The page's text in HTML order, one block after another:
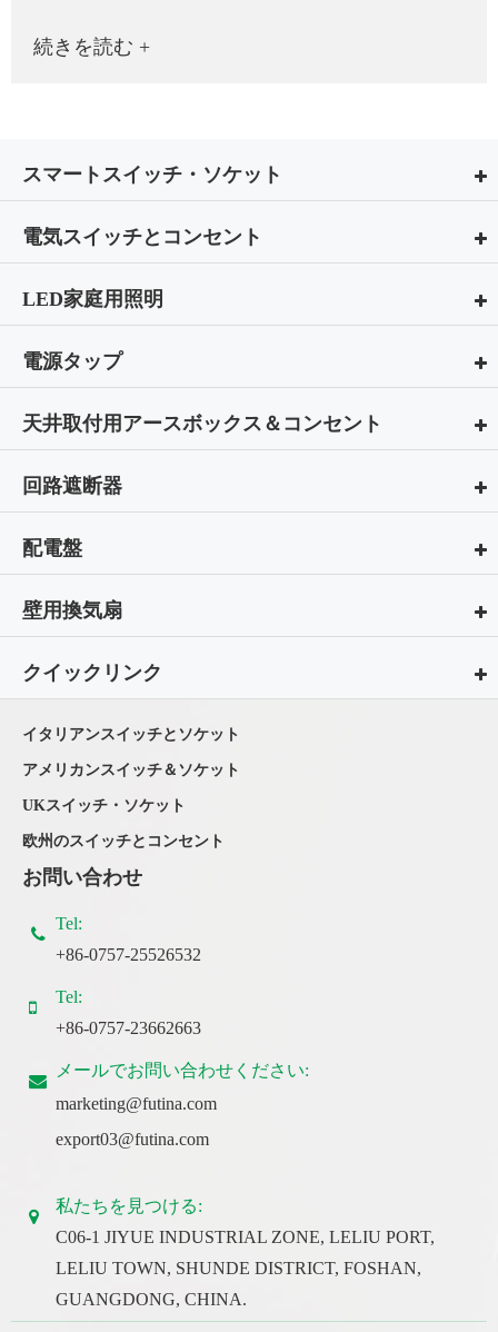
続きを読む +
スマートスイッチ・ソケット
電気スイッチとコンセント
LED家庭用照明
電源タップ
天井取付用アースボックス＆コンセント
回路遮断器
配電盤
壁用換気扇
クイックリンク
イタリアンスイッチとソケット
アメリカンスイッチ＆ソケット
UKスイッチ・ソケット
欧州のスイッチとコンセント
お問い合わせ
Tel:
+86-0757-25526532
Tel:
+86-0757-23662663
メールでお問い合わせください:
marketing@futina.com
export03@futina.com
私たちを見つける:
C06-1 JIYUE INDUSTRIAL ZONE, LELIU PORT,
LELIU TOWN, SHUNDE DISTRICT, FOSHAN,
GUANGDONG, CHINA.